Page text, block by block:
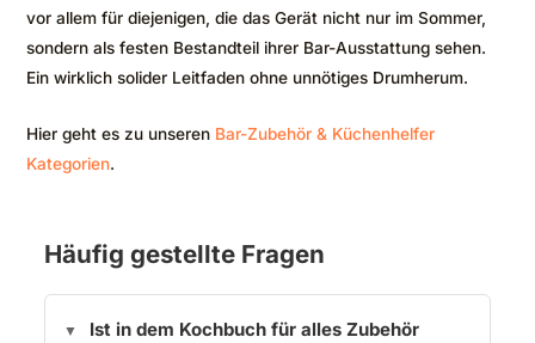
vor allem für diejenigen, die das Gerät nicht nur im Sommer,
sondern als festen Bestandteil ihrer Bar-Ausstattung sehen.
Ein wirklich solider Leitfaden ohne unnötiges Drumherum.
Hier geht es zu unseren Bar-Zubehör & Küchenhelfer
Kategorien.
Häufig gestellte Fragen
Ist in dem Kochbuch für alles Zubehör